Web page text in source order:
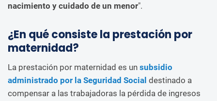
nacimiento y cuidado de un menor".
¿En qué consiste la prestación por
maternidad?
La prestación por maternidad es un subsidio
administrado por la Seguridad Social destinado a
compensar a las trabajadoras la pérdida de ingresos